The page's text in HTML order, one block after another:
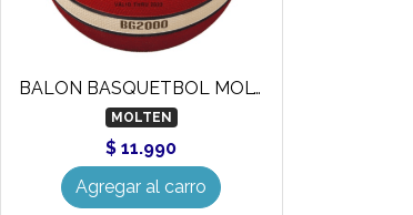
BALON BASQUETBOL MOLTEN BG2000
MOLTEN
$ 11.990
Agregar al carro